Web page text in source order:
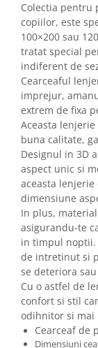
Colectia pentru
copiilor, este
100×200 sau
tratat special
indiferent de
Cearceaful
imprejur,
extrem de fixa
Aceasta
buna calitate,
Designul in 3D
aspect unic si
aceasta
dimensiune
In plus,
asigurandu-te
in timpul noptii.
de intretinut si
se deteriora
Cu o astfel de
confort si stil
odihnitor si mai
Cearceaf de
Dimensiuni